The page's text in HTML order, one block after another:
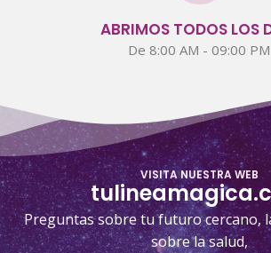
ABRIMOS TODOS LOS
De 8:00 AM - 09:00 PM
VISITA NUESTRA WEB
Preguntas sobre tu futuro cercano,
sobre la salud,